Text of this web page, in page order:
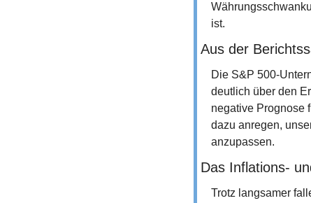
ist.
Aus der
Die S&P 500-
deutlich über den
negative Prognose
dazu anregen,
anzupassen.
Das Inflations-
Trotz langsamer